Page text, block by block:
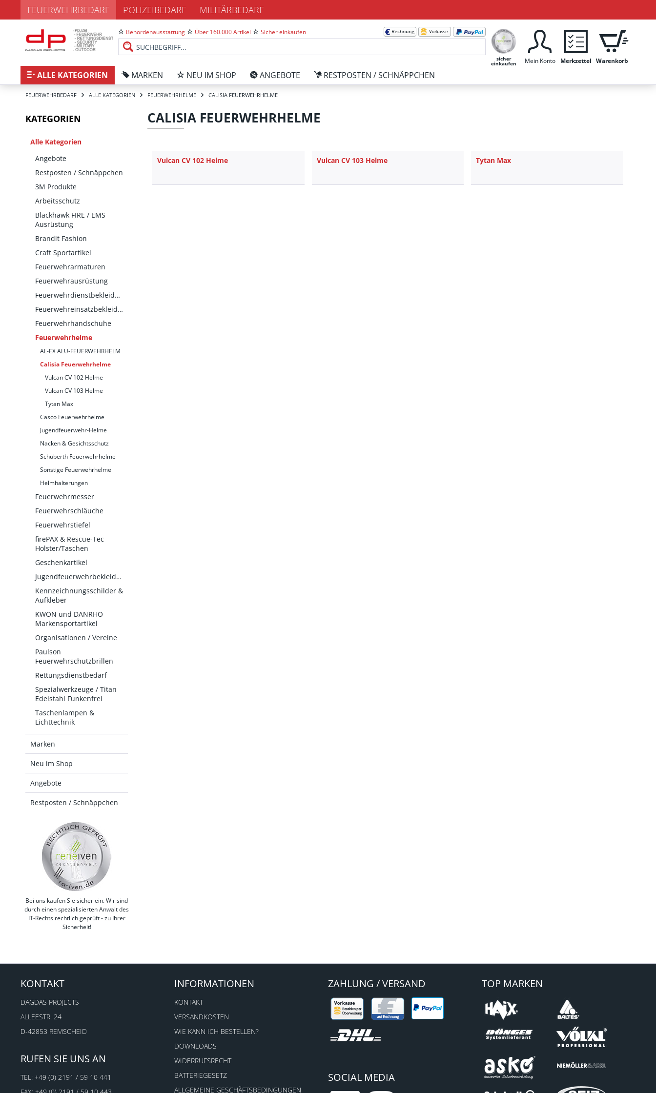
FEUERWEHRBEDARF POLIZEIBEDARF MILITÄRBEDARF
Behördenausstattung Über 160.000 Artikel Sicher einkaufen
sicher
einkaufen Mein Konto Merkzettel Warenkorb
ALLE KATEGORIEN MARKEN NEU IM SHOP ANGEBOTE RESTPOSTEN / SCHNÄPPCHEN
FEUERWEHRBEDARF ALLE KATEGORIEN FEUERWEHRHELME CALISIA FEUERWEHRHELME
KATEGORIEN
Alle Kategorien
Angebote
Restposten / Schnäppchen
3M Produkte
Arbeitsschutz
Blackhawk FIRE / EMS
Ausrüstung
Brandit Fashion
Craft Sportartikel
Feuerwehrarmaturen
Feuerwehrausrüstung
Feuerwehrdienstbekleidung
Feuerwehreinsatzbekleidung
Feuerwehrhandschuhe
Feuerwehrhelme
AL-EX ALU-FEUERWEHRHELM
Calisia Feuerwehrhelme
Vulcan CV 102 Helme
Vulcan CV 103 Helme
Tytan Max
Casco Feuerwehrhelme
Jugendfeuerwehr-Helme
Nacken & Gesichtsschutz
Schuberth Feuerwehrhelme
Sonstige Feuerwehrhelme
Helmhalterungen
Feuerwehrmesser
Feuerwehrschläuche
Feuerwehrstiefel
firePAX & Rescue-Tec
Holster/Taschen
Geschenkartikel
Jugendfeuerwehrbekleidung
Kennzeichnungsschilder &
Aufkleber
KWON und DANRHO
Markensportartikel
Organisationen / Vereine
Paulson
Feuerwehrschutzbrillen
Rettungsdienstbedarf
Spezialwerkzeuge / Titan
Edelstahl Funkenfrei
Taschenlampen &
Lichttechnik
Marken
Neu im Shop
Angebote
Restposten / Schnäppchen
Bei uns kaufen Sie sicher ein. Wir sind
durch einen spezialisierten Anwalt des
IT-Rechts rechtlich geprüft - zu Ihrer
Sicherheit!
CALISIA FEUERWEHRHELME
Vulcan CV 102 Helme Vulcan CV 103 Helme Tytan Max
KONTAKT
DAGDAS PROJECTS
ALLEESTR. 24
D-42853 REMSCHEID
RUFEN SIE UNS AN
TEL: +49 (0) 2191 / 59 10 441
INFORMATIONEN
KONTAKT
VERSANDKOSTEN
WIE KANN ICH BESTELLEN?
DOWNLOADS
WIDERRUFSRECHT
BATTERIEGESETZ
ALLGEMEINE GESCHÄFTSBEDINGUNGEN
ZAHLUNG / VERSAND
SOCIAL MEDIA
TOP MARKEN